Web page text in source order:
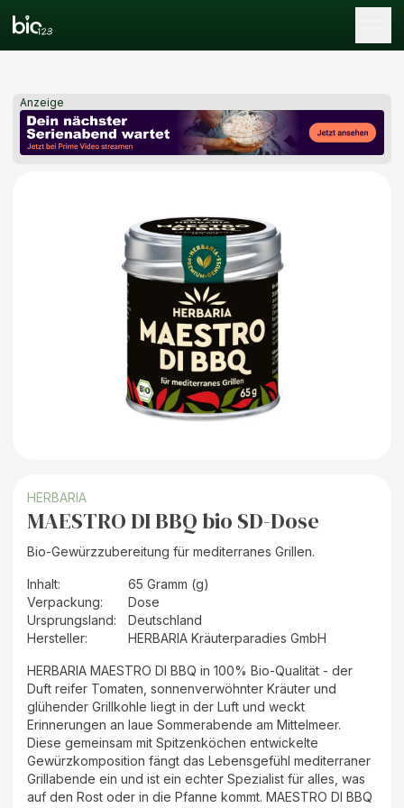
Anzeige
HERBARIA
MAESTRO DI BBQ bio SD-Dose
Bio-Gewürzzubereitung für mediterranes Grillen.
Inhalt:
65 Gramm (g)
Verpackung:
Dose
Ursprungsland:
Deutschland
Hersteller: HERBARIA Kräuterparadies GmbH
HERBARIA MAESTRO DI BBQ in 100% Bio-Qualität - der
Duft reifer Tomaten, sonnenverwöhnter Kräuter und
glühender Grillkohle liegt in der Luft und weckt
Erinnerungen an laue Sommerabende am Mittelmeer.
Diese gemeinsam mit Spitzenköchen entwickelte
Gewürzkomposition fängt das Lebensgefühl mediterraner
Grillabende ein und ist ein echter Spezialist für alles, was
auf den Rost oder in die Pfanne kommt. MAESTRO DI BBQ